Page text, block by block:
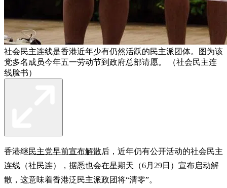
社会民主连线是香港近年少有仍然活跃的民主派团体。图为该
党多名成员今年五一劳动节到政府总部请愿。 （社会民主连
线脸书）
香港继民主党早前宣布解散后，近年仍有公开活动的社会民主
连线（社民连），据悉也会在星期天（6月29日）宣布启动解
散，这意味着香港泛民主派政团将“清零”。